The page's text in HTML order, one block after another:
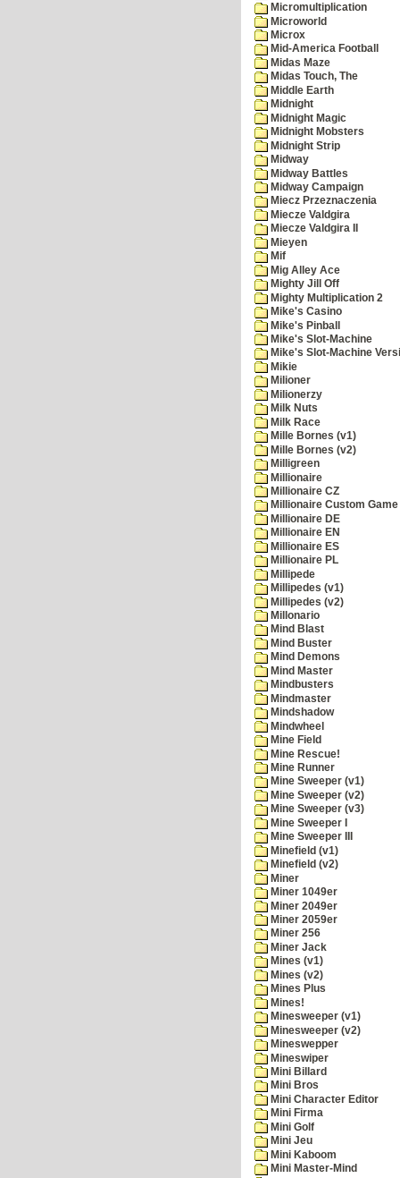
Micromultiplication
Microworld
Microx
Mid-America Football
Midas Maze
Midas Touch, The
Middle Earth
Midnight
Midnight Magic
Midnight Mobsters
Midnight Strip
Midway
Midway Battles
Midway Campaign
Miecz Przeznaczenia
Miecze Valdgira
Miecze Valdgira II
Mieyen
Mif
Mig Alley Ace
Mighty Jill Off
Mighty Multiplication 2
Mike's Casino
Mike's Pinball
Mike's Slot-Machine
Mike's Slot-Machine
Mikie
Milioner
Milionerzy
Milk Nuts
Milk Race
Mille Bornes (v1)
Mille Bornes (v2)
Milligreen
Millionaire
Millionaire CZ
Millionaire Custom
Millionaire DE
Millionaire EN
Millionaire ES
Millionaire PL
Millipede
Millipedes (v1)
Millipedes (v2)
Millonario
Mind Blast
Mind Buster
Mind Demons
Mind Master
Mindbusters
Mindmaster
Mindshadow
Mindwheel
Mine Field
Mine Rescue!
Mine Runner
Mine Sweeper (v1)
Mine Sweeper (v2)
Mine Sweeper (v3)
Mine Sweeper I
Mine Sweeper III
Minefield (v1)
Minefield (v2)
Miner
Miner 1049er
Miner 2049er
Miner 2059er
Miner 256
Miner Jack
Mines (v1)
Mines (v2)
Mines Plus
Mines!
Minesweeper (v1)
Minesweeper (v2)
Mineswepper
Mineswiper
Mini Billard
Mini Bros
Mini Character Editor
Mini Firma
Mini Golf
Mini Jeu
Mini Kaboom
Mini Master-Mind